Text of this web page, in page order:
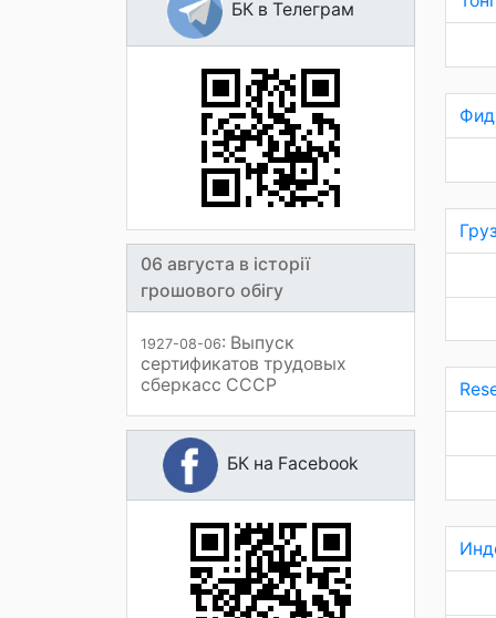
БК в Телеграм
06 августа в історії
грошового обігу
1927-08-06: Выпуск
сертификатов трудовых
сберкасс СССР
БК на Facebook